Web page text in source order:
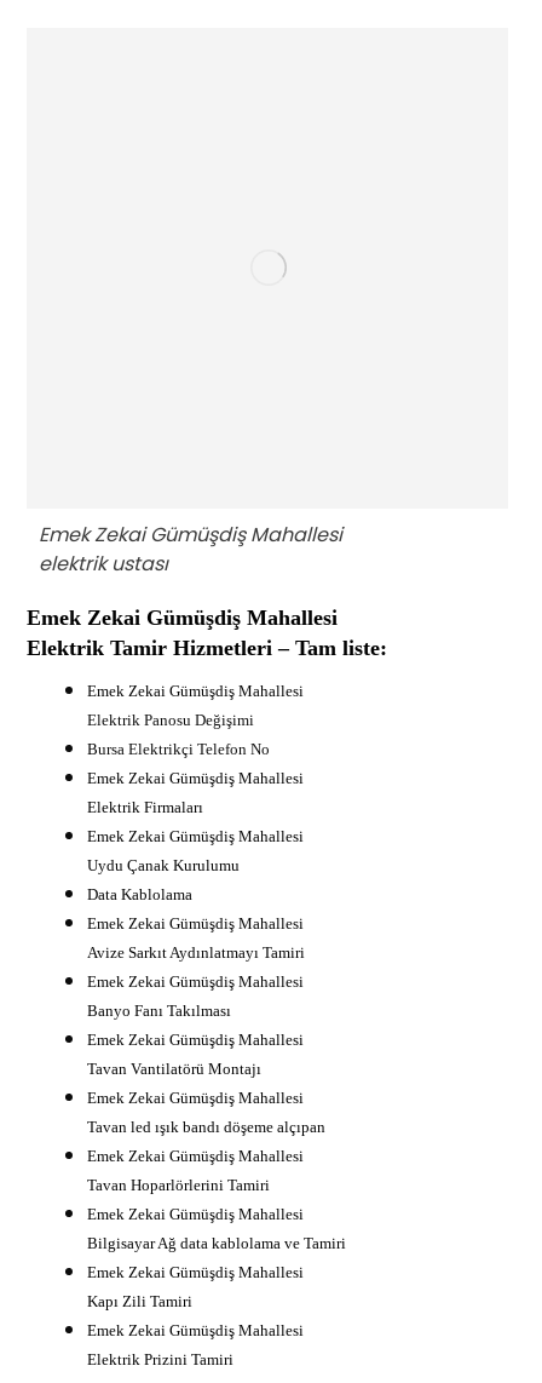
Emek Zekai Gümüşdiş Mahallesi
elektrik ustası
Emek Zekai Gümüşdiş Mahallesi
Elektrik Tamir Hizmetleri – Tam liste:
Emek Zekai Gümüşdiş Mahallesi
Elektrik Panosu Değişimi
Bursa Elektrikçi Telefon No
Emek Zekai Gümüşdiş Mahallesi
Elektrik Firmaları
Emek Zekai Gümüşdiş Mahallesi
Uydu Çanak Kurulumu
Data Kablolama
Emek Zekai Gümüşdiş Mahallesi
Avize Sarkıt Aydınlatmayı Tamiri
Emek Zekai Gümüşdiş Mahallesi
Banyo Fanı Takılması
Emek Zekai Gümüşdiş Mahallesi
Tavan Vantilatörü Montajı
Emek Zekai Gümüşdiş Mahallesi
Tavan led ışık bandı döşeme alçıpan
Emek Zekai Gümüşdiş Mahallesi
Tavan Hoparlörlerini Tamiri
Emek Zekai Gümüşdiş Mahallesi
Bilgisayar Ağ data kablolama ve Tamiri
Emek Zekai Gümüşdiş Mahallesi
Kapı Zili Tamiri
Emek Zekai Gümüşdiş Mahallesi
Elektrik Prizini Tamiri